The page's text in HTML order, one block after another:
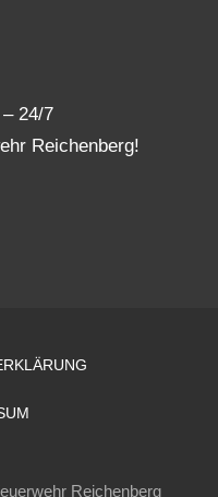
24/7
Reichenberg!
Reichenberg